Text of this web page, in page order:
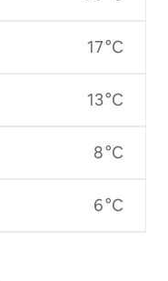
17 °C
13 °C
8 °C
6 °C